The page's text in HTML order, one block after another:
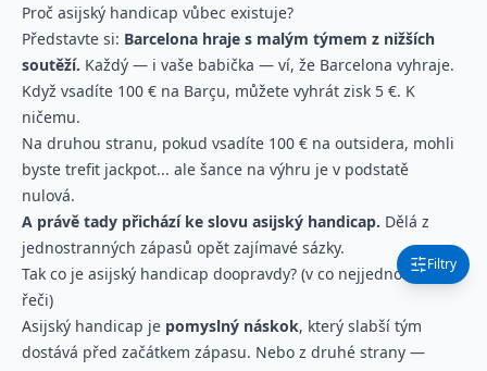
Filtry
Proč asijský handicap vůbec existuje?
Představte si: Barcelona hraje s malým týmem z nižších
soutěží. Každý — i vaše babička — ví, že Barcelona vyhraje.
Když vsadíte 100 € na Barçu, můžete vyhrát zisk 5 €. K
ničemu.
Na druhou stranu, pokud vsadíte 100 € na outsidera, mohli
byste trefit jackpot... ale šance na výhru je v podstatě
nulová.
A právě tady přichází ke slovu asijský handicap. Dělá z
jednostranných zápasů opět zajímavé sázky.
Tak co je asijský handicap doopravdy? (v co nejjednodušší
řeči)
Asijský handicap je pomyslný náskok, který slabší tým
dostává před začátkem zápasu. Nebo z druhé strany —